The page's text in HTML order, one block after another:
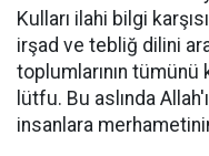
Kulları ilahi bilgi
irşad ve tebliğ dilini
toplumlarının
lütfu. Bu aslında
insanlara